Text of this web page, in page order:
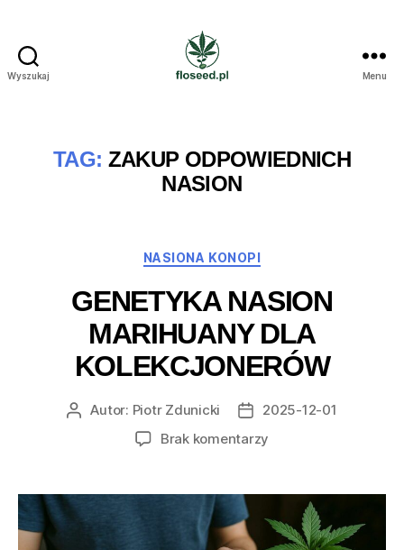
Wyszukaj Menu
TAG: ZAKUP ODPOWIEDNICH
NASION
Kategorie
NASIONA KONOPI
GENETYKA NASION
MARIHUANY DLA
KOLEKCJONERÓW
AutorAutor: Piotr Zdunicki
Data2025-12-01
Brak komentarzy
marihuany
dla
kolekcjonerów